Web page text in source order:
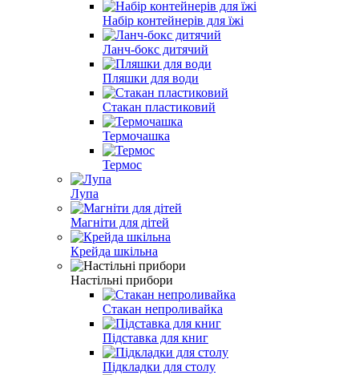
Набір контейнерів для їжі
Ланч-бокс дитячий
Пляшки для води
Стакан пластиковий
Термочашка
Термос
Лупа
Магніти для дітей
Крейда шкільна
Настільні прибори
Стакан непроливайка
Підставка для книг
Підкладки для столу